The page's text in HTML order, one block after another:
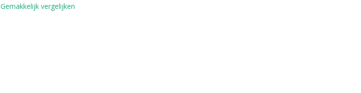
Gemakkelijk vergelijken